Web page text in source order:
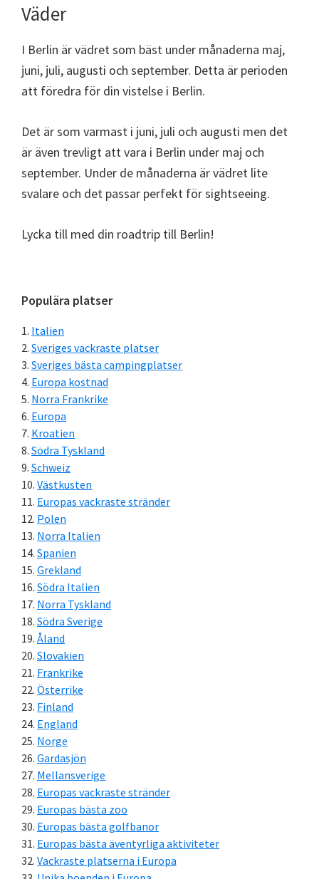
Väder
I Berlin är vädret som bäst under månaderna maj,
juni, juli, augusti och september. Detta är perioden
att föredra för din vistelse i Berlin.
Det är som varmast i juni, juli och augusti men det
är även trevligt att vara i Berlin under maj och
september. Under de månaderna är vädret lite
svalare och det passar perfekt för sightseeing.
Lycka till med din roadtrip till Berlin!
Primärt
sidofält
Populära platser
Italien
Sveriges vackraste platser
Sveriges bästa campingplatser
Europa kostnad
Norra Frankrike
Europa
Kroatien
Södra Tyskland
Schweiz
Västkusten
Europas vackraste stränder
Polen
Norra Italien
Spanien
Grekland
Södra Italien
Norra Tyskland
Södra Sverige
Åland
Slovakien
Frankrike
Österrike
Finland
England
Norge
Gardasjön
Mellansverige
Europas vackraste stränder
Europas bästa zoo
Europas bästa golfbanor
Europas bästa äventyrliga aktiviteter
Vackraste platserna i Europa